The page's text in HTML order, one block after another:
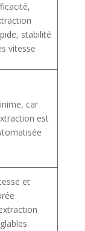
stabilité
vitesse
car
est
et